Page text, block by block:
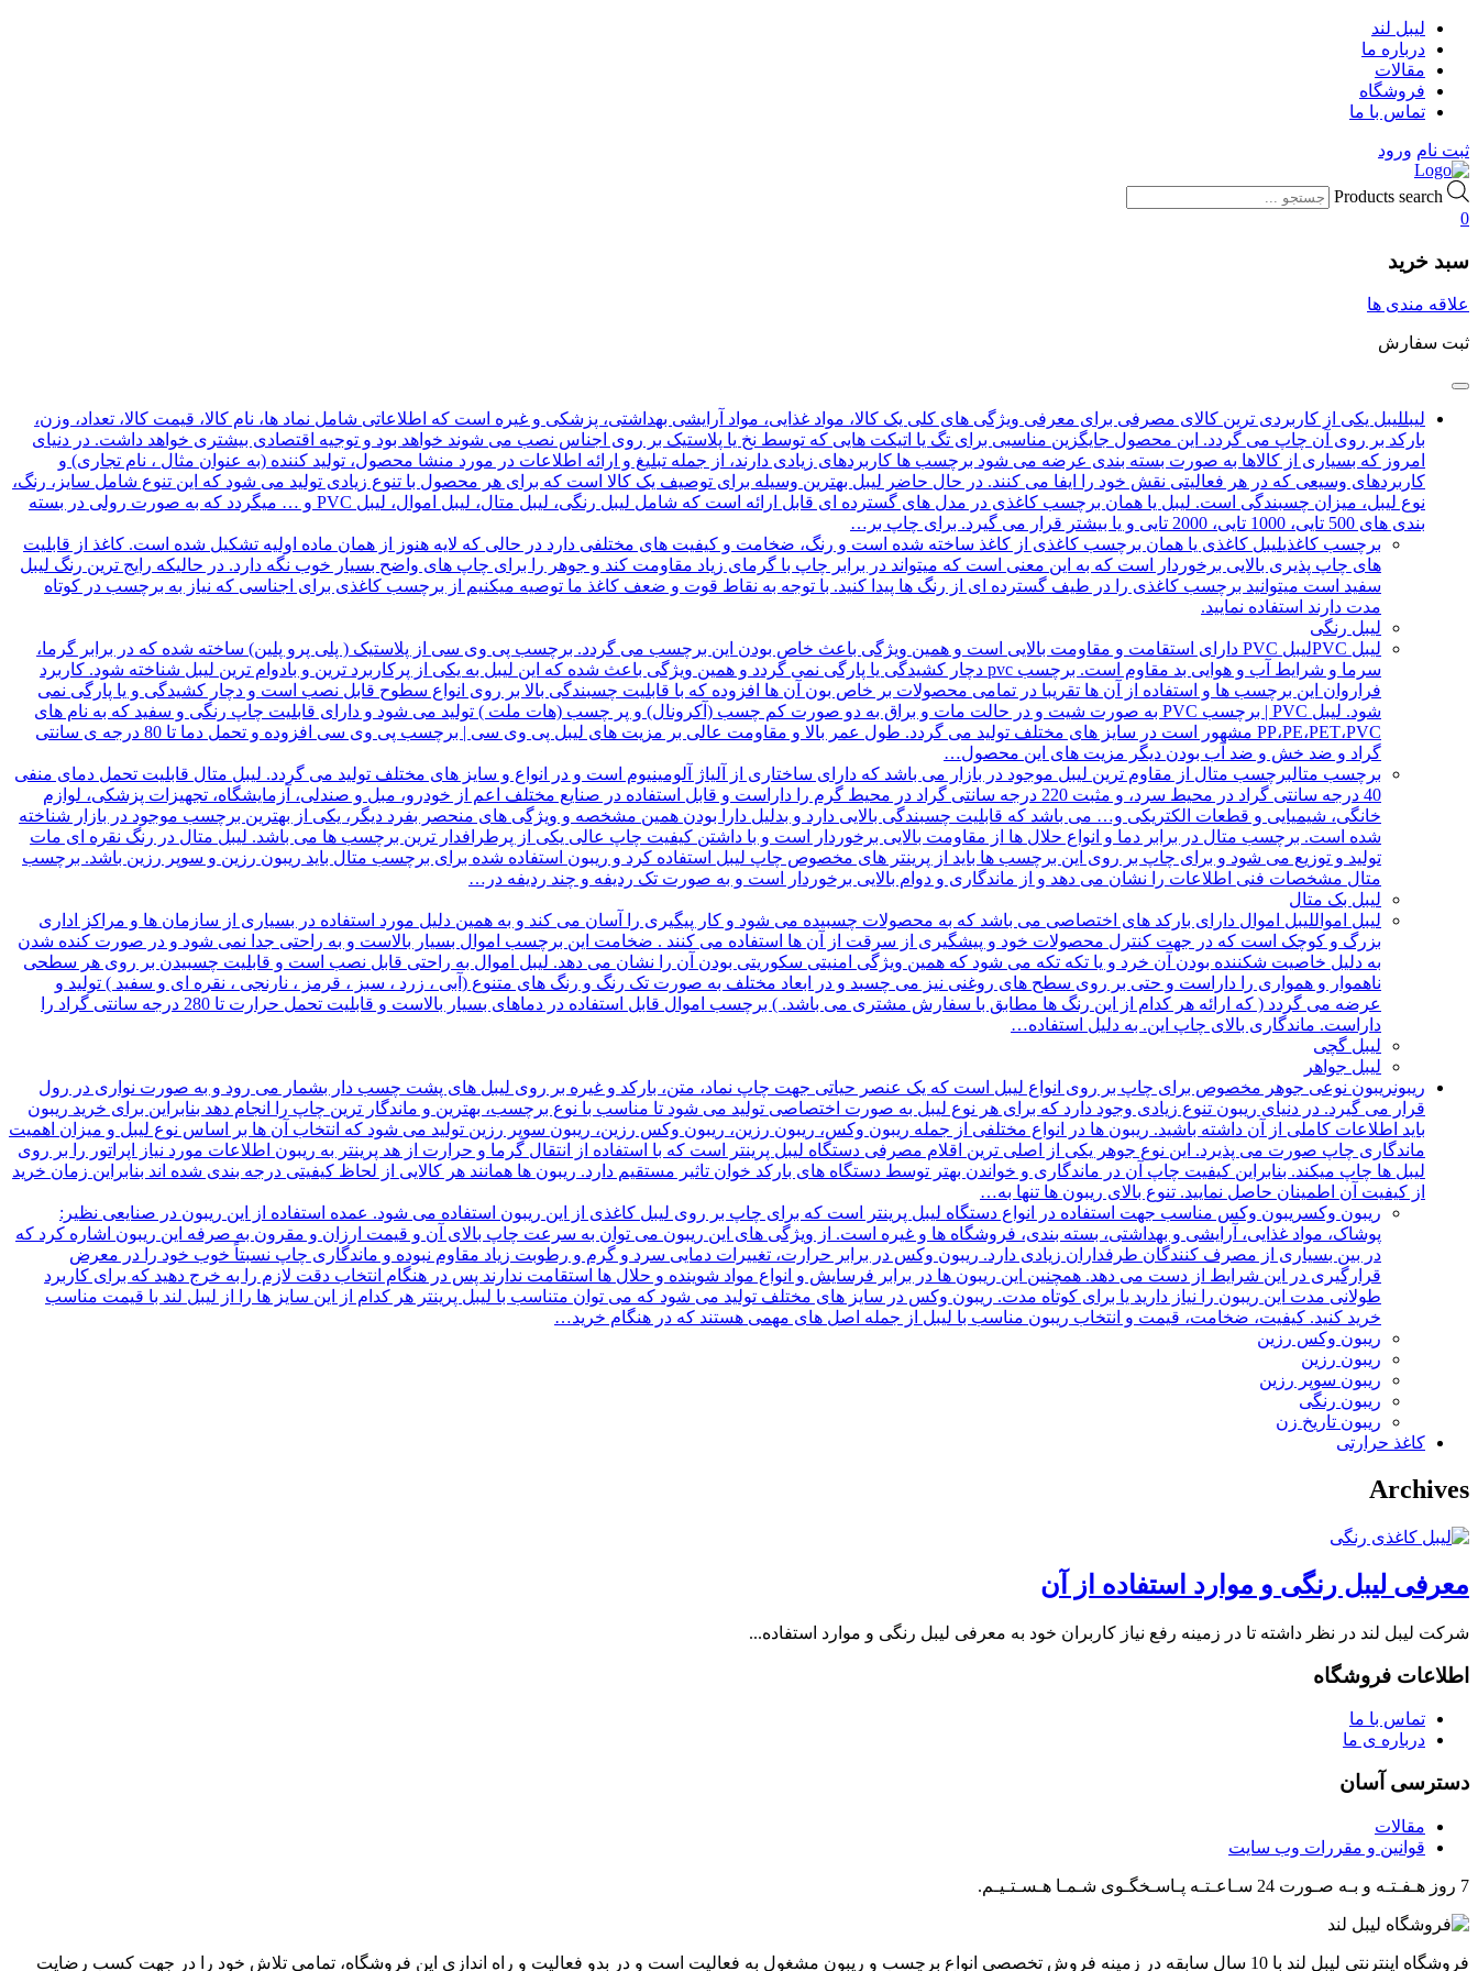
لیبل لند
درباره ما
مقالات
فروشگاه
تماس با ما
ثبت نام ورود
Products search
0
سبد خرید
علاقه مندی ها
ثبت سفارش
لیبللیبل یکی از کاربردی ترین کالای مصرفی برای معرفی ویژگی های کلی یک کالا، مواد غذایی، مواد آرایشی بهداشتی، پزشکی و غیره است که اطلاعاتی شامل نماد ها، نام کالا، قیمت کالا، تعداد، وزن،
بارکد بر روی آن چاپ می گردد. این محصول جایگزین مناسبی برای تگ یا اتیکت هایی که توسط نخ یا پلاستیک بر روی اجناس نصب می شوند خواهد بود و توجیه اقتصادی بیشتری خواهد داشت. در دنیای
امروز که بسیاری از کالاها به صورت بسته بندی عرضه می شود برچسب ها کاربردهای زیادی دارند، از جمله تبلیغ و ارائه اطلاعات در مورد منشا محصول، تولید کننده (به عنوان مثال ، نام تجاری) و
کاربردهای وسیعی که در هر فعالیتی نقش خود را ایفا می کنند. در حال حاضر لیبل بهترین وسیله برای توصیف یک کالا است که برای هر محصول با تنوع زیادی تولید می شود که این تنوع شامل سایز، رنگ،
نوع لیبل، میزان چسبندگی است. لیبل یا همان برچسب کاغذی در مدل های گسترده ای قابل ارائه است که شامل لیبل رنگی، لیبل متال، لیبل اموال، لیبل PVC و … میگردد که به صورت رولی در بسته
بندی های 500 تایی، 1000 تایی، 2000 تایی و یا بیشتر قرار می گیرد. برای چاپ بر…
برچسب کاغذیلیبل کاغذی یا همان برچسب کاغذی از کاغذ ساخته شده است و رنگ، ضخامت و کیفیت های مختلفی دارد در حالی که لایه هنوز از همان ماده اولیه تشکیل شده است. کاغذ از قابلیت
های چاپ پذیری بالایی برخوردار است که به این معنی است که میتواند در برابر چاپ با گرمای زیاد مقاومت کند و جوهر را برای چاپ های واضح بسیار خوب نگه دارد. در حالیکه رایج ترین رنگ لیبل
سفید است میتوانید برچسب کاغذی را در طیف گسترده ای از رنگ ها پیدا کنید. با توجه به نقاط قوت و ضعف کاغذ ما توصیه میکنیم از برچسب کاغذی برای اجناسی که نیاز به برچسب در کوتاه
مدت دارند استفاده نمایید.
لیبل رنگی
لیبل PVC
لیبل PVC دارای استقامت و مقاومت بالایی است و همین ویژگی باعث خاص بودن این برچسب می گردد. برچسب پی وی سی از پلاستیک ( پلی پرو پلین) ساخته شده که در برابر گرما،
سرما و شرایط آب و هوایی بد مقاوم است. برچسب pvc دچار کشیدگی یا پارگی نمی گردد و همین ویژگی باعث شده که این لیبل به یکی از پرکاربرد ترین و بادوام ترین لیبل شناخته شود. کاربرد
فراروان این برچسب ها و استفاده از آن ها تقریبا در تمامی محصولات بر خاص بون آن ها افزوده که با قابلیت چسبندگی بالا بر روی انواع سطوح قابل نصب است و دچار کشیدگی و یا پارگی نمی
شود. لیبل PVC | برچسب PVC به صورت شیت و در حالت مات و براق به دو صورت کم چسب (آکرونال) و پر چسب (هات ملت ) تولید می شود و دارای قابلیت چاپ رنگی و سفید که به نام های
PP،PE،PET،PVC مشهور است در سایز های مختلف تولید می گردد. طول عمر بالا و مقاومت عالی بر مزیت های لیبل پی وی سی | برچسب پی وی سی افزوده و تحمل دما تا 80 درجه ی سانتی
گراد و ضد خش و ضد آب بودن دیگر مزیت های این محصول…
برچسب متالبرچسب متال از مقاوم ترین لیبل موجود در بازار می باشد که دارای ساختاری از آلیاژ آلومینیوم است و در انواع و سایز های مختلف تولید می گردد. لیبل متال قابلیت تحمل دمای منفی
40 درجه سانتی گراد در محیط سرد، و مثبت 220 درجه سانتی گراد در محیط گرم را داراست و قابل استفاده در صنایع مختلف اعم از خودرو، مبل و صندلی، آزمایشگاه، تجهیزات پزشکی، لوازم
خانگی، شیمیایی و قطعات الکتریکی و… می باشد که قابلیت چسبندگی بالایی دارد و بدلیل دارا بودن همین مشخصه و ویژگی های منحصر بفرد دیگر، یکی از بهترین برچسب موجود در بازار شناخته
شده است. برچسب متال در برابر دما و انواع حلال ها از مقاومت بالایی برخوردار است و با داشتن کیفیت چاپ عالی یکی از پرطرافدار ترین برچسب ها می باشد. لیبل متال در رنگ نقره ای مات
تولید و توزیع می شود و برای چاپ بر روی این برچسب ها باید از پرینتر های مخصوص چاپ لیبل استفاده کرد و ریبون استفاده شده برای برچسب متال باید ریبون رزین و سوپر رزین باشد. برچسب
متال مشخصات فنی اطلاعات را نشان می دهد و از ماندگاری و دوام بالایی برخوردار است و به صورت تک ردیفه و چند ردیفه در…
لیبل بک متال
لیبل امواللیبل اموال دارای بارکد های اختصاصی می باشد که به محصولات چسبیده می شود و کار پیگیری را آسان می کند و به همین دلیل مورد استفاده در بسیاری از سازمان ها و مراکز اداری
بزرگ و کوچک است که در جهت کنترل محصولات خود و پیشگیری از سرقت از آن ها استفاده می کنند . ضخامت این برچسب اموال بسیار بالاست و به راحتی جدا نمی شود و در صورت کنده شدن
به دلیل خاصیت شکننده بودن آن خرد و یا تکه تکه می شود که همین ویژگی امنیتی سکوریتی بودن آن را نشان می دهد. لیبل اموال به راحتی قابل نصب است و قابلیت چسبیدن بر روی هر سطحی
ناهموار و همواری را داراست و حتی بر روی سطح های روغنی نیز می چسبد و در ابعاد مختلف به صورت تک رنگ و رنگ های متنوع (آبی ، زرد ، سبز ، قرمز ، نارنجی ، نقره ای و سفید ) تولید و
عرضه می گردد ( که ارائه هر کدام از این رنگ ها مطابق با سفارش مشتری می باشد. ) برچسب اموال قابل استفاده در دماهای بسیار بالاست و قابلیت تحمل حرارت تا 280 درجه سانتی گراد را
داراست. ماندگاری بالای چاپ این. به دلیل استفاده…
لیبل گچی
لیبل جواهر
ریبونریبون نوعی جوهر مخصوص برای چاپ بر روی انواع لیبل است که یک عنصر حیاتی جهت چاپ نماد، متن، بارکد و غیره بر روی لیبل های پشت چسب دار بشمار می رود و به صورت نواری در رول
قرار می گیرد. در دنیای ریبون تنوع زیادی وجود دارد که برای هر نوع لیبل به صورت اختصاصی تولید می شود تا مناسب با نوع برچسب، بهترین و ماندگار ترین چاپ را انجام دهد بنابراین برای خرید ریبون
باید اطلاعات کاملی از آن داشته باشید. ریبون ها در انواع مختلفی از جمله ریبون وکس، ریبون رزین، ریبون وکس رزین، ریبون سوپر رزین تولید می شود که انتخاب آن ها بر اساس نوع لیبل و میزان اهمیت
ماندگاری چاپ صورت می پذیرد. این نوع جوهر یکی از اصلی ترین اقلام مصرفی دستگاه لیبل پرینتر است که با استفاده از انتقال گرما و حرارت از هد پرینتر به ریبون اطلاعات مورد نیاز اپراتور را بر روی
لیبل ها چاپ میکند. بنابراین کیفیت چاپ آن در ماندگاری و خواندن بهتر توسط دستگاه های بارکد خوان تاثیر مستقیم دارد. ریبون ها همانند هر کالایی از لحاظ کیفیتی درجه بندی شده اند بنابراین زمان خرید
از کیفیت آن اطمینان حاصل نمایید. تنوع بالای ریبون ها تنها به…
ریبون وکسریبون وکس مناسب جهت استفاده در انواع دستگاه لیبل پرینتر است که برای چاپ بر روی لیبل کاغذی از این ریبون استفاده می شود. عمده استفاده از این ریبون در صنایعی نظیر:
پوشاک، مواد غذایی، آرایشی و بهداشتی، بسته بندی، فروشگاه ها و غیره است. از ویژگی های این ریبون می توان به سرعت چاپ بالای آن و قیمت ارزان و مقرون به صرفه این ریبون اشاره کرد که
در بین بسیاری از مصرف کنندگان طرفداران زیادی دارد. ریبون وکس در برابر حرارت، تغییرات دمایی سرد و گرم و رطوبت زیاد مقاوم نبوده و ماندگاری چاپ نسبتاً خوب خود را در معرض
قرارگیری در این شرایط از دست می دهد. همچنین این ریبون ها در برابر فرسایش و انواع مواد شوینده و حلال ها استقامت ندارند پس در هنگام انتخاب دقت لازم را به خرج دهید که برای کاربرد
طولانی مدت این ریبون را نیاز دارید یا برای کوتاه مدت. ریبون وکس در سایز های مختلف تولید می شود که می توان متناسب با لیبل پرینتر هر کدام از این سایز ها را از لیبل لند با قیمت مناسب
خرید کنید. کیفیت، ضخامت، قیمت و انتخاب ریبون مناسب با لیبل از جمله اصل های مهمی هستند که در هنگام خرید…
ریبون وکس رزین
ریبون رزین
ریبون سوپر رزین
ریبون رنگی
ریبون تاریخ زن
کاغذ حرارتی
Archives
معرفی لیبل رنگی و موارد استفاده از آن
شرکت لیبل لند در نظر داشته تا در زمینه رفع نیاز کاربران خود به معرفی لیبل رنگی و موارد استفاده...
اطلاعات فروشگاه
تماس با ما
درباره ی ما
دسترسی آسان
مقالات
قوانین و مقررات وب سایت
7 روز هـفـتـه و بـه صـورت 24 سـاعـتـه پـاسـخگـوی شـمـا هـسـتـیـم.
فروشگاه اینترنتی لیبل لند با 10 سال سابقه در زمینه فروش تخصصی انواع برچسب و ریبون مشغول به فعالیت است و در بدو فعالیت و راه اندازی این فروشگاه، تمامی تلاش خود را در جهت کسب رضایت